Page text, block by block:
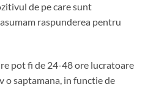
de pe care sunt
raspunderea pentru
pot fi de 24-48 ore lucratoare
o saptamana, in functie de